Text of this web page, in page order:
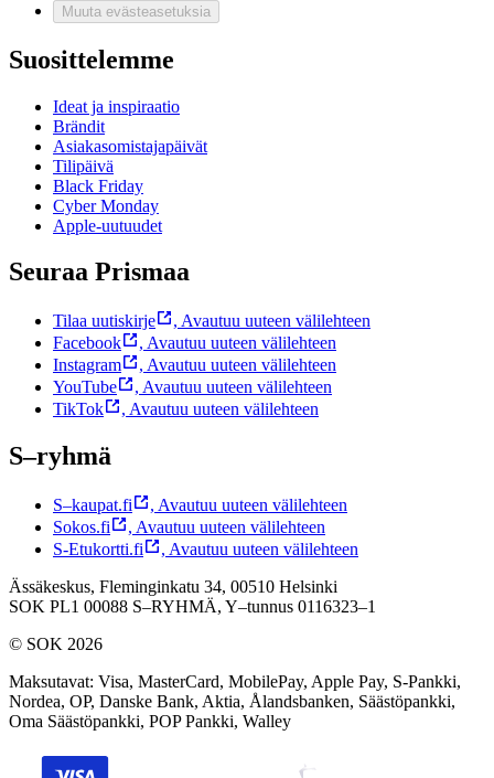
Muuta evästeasetuksia
Suosittelemme
Ideat ja inspiraatio
Brändit
Asiakasomistajapäivät
Tilipäivä
Black Friday
Cyber Monday
Apple-uutuudet
Seuraa Prismaa
Tilaa uutiskirje , Avautuu uuteen välilehteen
Facebook
, Avautuu uuteen välilehteen
Instagram
, Avautuu uuteen välilehteen
YouTube
, Avautuu uuteen välilehteen
TikTok
, Avautuu uuteen välilehteen
S–ryhmä
S–kaupat.fi , Avautuu uuteen välilehteen
Sokos.fi
, Avautuu uuteen välilehteen
S-Etukortti.fi
, Avautuu uuteen välilehteen
Ässäkeskus, Fleminginkatu 34, 00510 Helsinki
SOK PL1 00088 S–RYHMÄ, Y–tunnus 0116323–1
© SOK 2026
Maksutavat: Visa, MasterCard, MobilePay, Apple Pay, S-Pankki,
Nordea, OP, Danske Bank, Aktia, Ålandsbanken, Säästöpankki,
Oma Säästöpankki, POP Pankki, Walley